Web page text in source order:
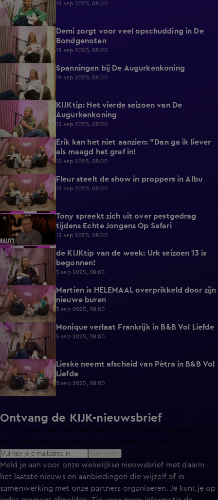
19 sep 2025, 08:00
3:45
Demi zorgt voor veel opschudding in De
Bondgenoten
19 sep 2025, 08:00
4:11 Spanningen bij De Augurkenkoning
19 sep 2025, 08:00
KIJKtip: Het vierde seizoen van De
Augurkenkoning
12 sep 2025, 08:00
3:18
Erik kan het niet aanzien: "Dan ga ik liever
als maagd het graf in!
12 sep 2025, 08:00
5:13 Fleur steelt de show in proppers in Albu
12 sep 2025, 08:00
3:33
Tony spreekt zich uit over pestgedrag
tijdens Echte Jongens Op Safari
12 sep 2025, 08:00
2:56
de KIJKtip van de week: Urk seizoen 13 is
begonnen!
5 sep 2025, 08:00
4:43
Martien is HELEMAAL overprikkeld door zijn
nieuwe buren
5 sep 2025, 08:00
2:56 Monique verlaat Frankrijk in B&B Vol Liefde
5 sep 2025, 08:00
0:44
Lieske neemt afscheid van Pètra in B&B Vol
Liefde
5 sep 2025, 08:00
Ontvang de KIJK-nieuwsbrief
Meld je aan voor onze wekelijkse nieuwsbrief met daarin
het laatste nieuws en aanbiedingen die wijzelf of in
samenwerking met onze partners organiseren. Je kunt je op